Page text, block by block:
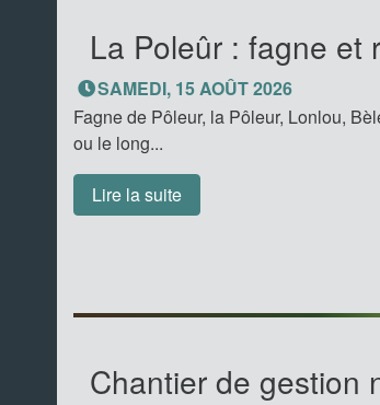
La Poleûr : fagne et
SAMEDI, 15 AOÛT 2026
Fagne de Pôleur, la Pôleur, Lonlou,
ou le long...
Lire la suite
Chantier de gestion